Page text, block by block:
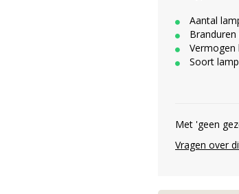
Aantal
Branduren
Vermogen
Soort
Met 'geen
Vragen over